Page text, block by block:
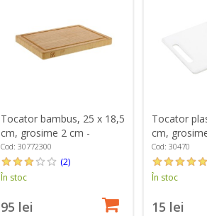
Tocator bambus, 25 x 18,5
cm, grosime 2 cm -
Zwilling
Cod: 30772300
(2)
În stoc
95 lei
Tocator
cm,
Kesper
Cod: 30470
În stoc
15 lei